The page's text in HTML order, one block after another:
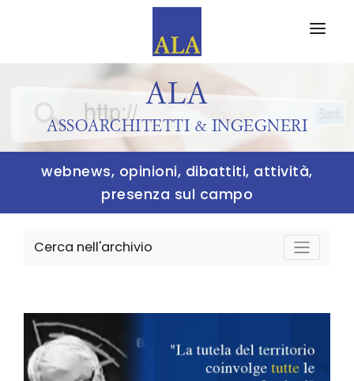
CHI SIAMO
PARTNERS
EVENTI
ISCRIVITI AD ALA
CONVENZIONI
ALA
ASSOARCHITETTI & INGEGNERI
webnews, opinioni, dibattiti, attività,
presenza sul campo
Cerca nell'archivio